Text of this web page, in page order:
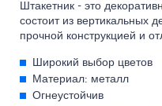
Штакетник - это
состоит из вертикальных
прочной конструкцией и
Широкий выбор цветов
Материал: металл
Огнеустойчив